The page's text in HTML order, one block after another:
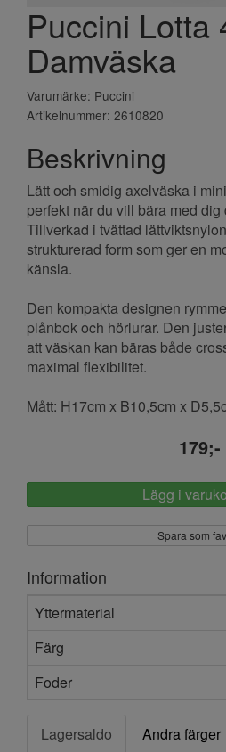
Puccini Lotta
Damväska
Varumärke: Puccini
Artikelnummer: 2610820
Beskrivning
Lätt och smidig axelväska i
perfekt när du vill bära med
Tillverkad i tvättad
strukturerad form som ger en
känsla.
Den kompakta designen
plånbok och hörlurar. Den
att väskan kan bäras både
maximal flexibilitet.
Mått: H17cm x B10,5cm x
179;-
Lägg i
Spara som
Information
Yttermaterial
Färg
Foder
Lagersaldo
Andra färger